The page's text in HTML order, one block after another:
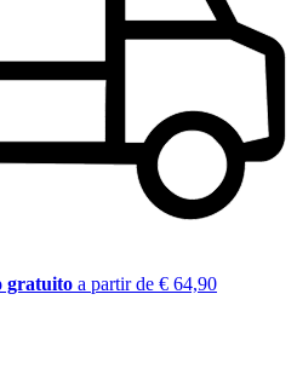
gratuito a partir de € 64,90